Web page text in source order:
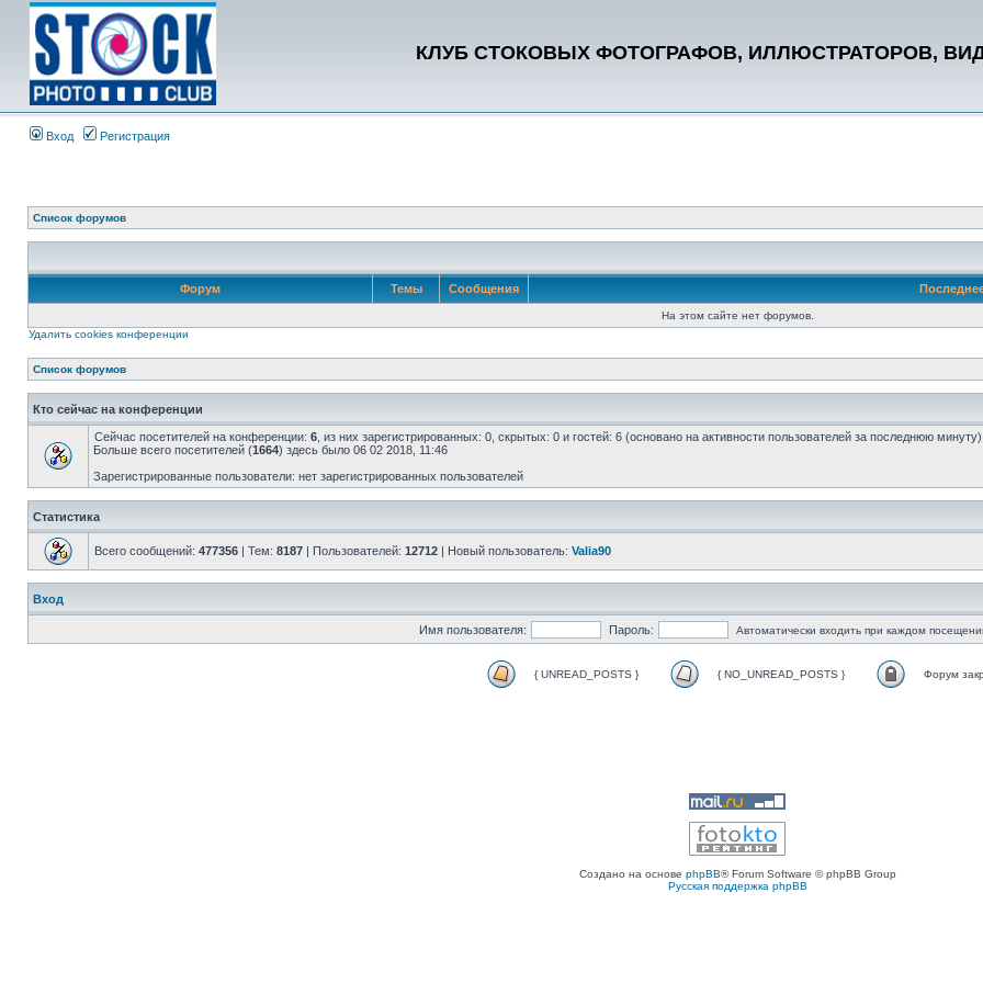
КЛУБ СТОКОВЫХ ФОТОГРАФОВ, ИЛЛЮСТРАТОРОВ,
Вход Регистрация
Список форумов
Форум Темы Сообщения
На этом сайте нет форумов.
Удалить cookies конференции
Список форумов
Кто сейчас на конференции
Сейчас посетителей на конференции: 6 , из них зарегистрированных: 0, скрытых: 0 и гостей: 6 (основано на активности пользователей за последнюю минуту)
Больше всего посетителей (1664) здесь было 06 02 2018, 11:46
Зарегистрированные пользователи: нет зарегистрированных пользователей
Статистика
Всего сообщений: 477356 | Тем: 8187 | Пользователей: 12712 | Новый пользователь: Valia90
Вход
Имя пользователя: Пароль: Автоматически входить при каждом
{ UNREAD_POSTS } { NO_UNREAD_POSTS } Форум
Создано на основе phpBB® Forum Software © phpBB Group
Русская поддержка phpBB